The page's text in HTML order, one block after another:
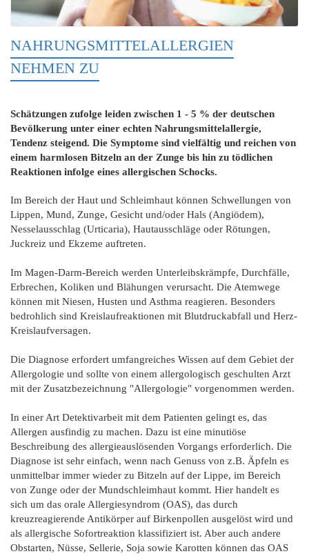
NAHRUNGSMITTELALLERGIEN
NEHMEN ZU
Schätzungen zufolge leiden zwischen 1 - 5 % der deutschen
Bevölkerung unter einer echten Nahrungsmittelallergie,
Tendenz steigend. Die Symptome sind vielfältig und reichen von
einem harmlosen Bitzeln an der Zunge bis hin zu tödlichen
Reaktionen infolge eines allergischen Schocks.
Im Bereich der Haut und Schleimhaut können Schwellungen von
Lippen, Mund, Zunge, Gesicht und/oder Hals (Angiödem),
Nesselausschlag (Urticaria), Hautausschläge oder Rötungen,
Juckreiz und Ekzeme auftreten.
Im Magen-Darm-Bereich werden Unterleibskrämpfe, Durchfälle,
Erbrechen, Koliken und Blähungen verursacht. Die Atemwege
können mit Niesen, Husten und Asthma reagieren. Besonders
bedrohlich sind Kreislaufreaktionen mit Blutdruckabfall und Herz-
Kreislaufversagen.
Die Diagnose erfordert umfangreiches Wissen auf dem Gebiet der
Allergologie und sollte von einem allergologisch geschulten Arzt
mit der Zusatzbezeichnung "Allergologie" vorgenommen werden.
In einer Art Detektivarbeit mit dem Patienten gelingt es, das
Allergen ausfindig zu machen. Dazu ist eine minutiöse
Beschreibung des allergieauslösenden Vorgangs erforderlich. Die
Diagnose ist sehr einfach, wenn nach Genuss von z.B. Äpfeln es
unmittelbar immer wieder zu Bitzeln auf der Lippe, im Bereich
von Zunge oder der Mundschleimhaut kommt. Hier handelt es
sich um das orale Allergiesyndrom (OAS), das durch
kreuzreagierende Antikörper auf Birkenpollen ausgelöst wird und
als allergische Sofortreaktion klassifiziert ist. Aber auch andere
Obstarten, Nüsse, Sellerie, Soja sowie Karotten können das OAS